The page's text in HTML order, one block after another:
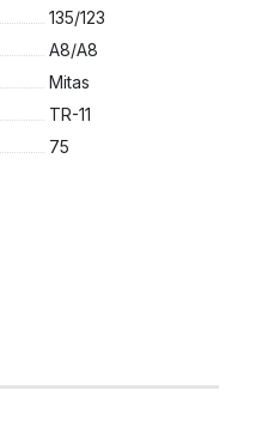
135/123
A8/A8
Mitas
TR-11
75